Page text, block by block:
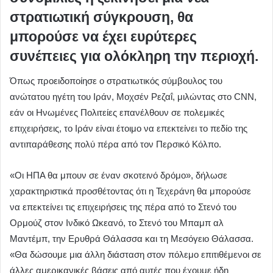
στρατιωτική σύγκρουση, θα
μπορούσε να έχει ευρύτερες
συνέπειες για ολόκληρη την περιοχή.
Όπως προειδοποίησε ο στρατιωτικός σύμβουλος του
ανώτατου ηγέτη του Ιράν, Μοχσέν Ρεζαΐ, μιλώντας στο CNN,
εάν οι Ηνωμένες Πολιτείες επανέλθουν σε πολεμικές
επιχειρήσεις, το Ιράν είναι έτοιμο να επεκτείνει το πεδίο της
αντιπαράθεσης πολύ πέρα από τον Περσικό Κόλπο.
«Οι ΗΠΑ θα μπουν σε έναν σκοτεινό δρόμο», δήλωσε
χαρακτηριστικά προσθέτοντας ότι η Τεχεράνη θα μπορούσε
να επεκτείνει τις επιχειρήσεις της πέρα από το Στενό του
Ορμούζ στον Ινδικό Ωκεανό, το Στενό του Μπαμπ αλ
Μαντέμπ, την Ερυθρά Θάλασσα και τη Μεσόγειο Θάλασσα.
«Θα δώσουμε μια άλλη διάσταση στον πόλεμο επιτιθέμενοι σε
άλλες αμερικανικές βάσεις από αυτές που έχουμε ήδη